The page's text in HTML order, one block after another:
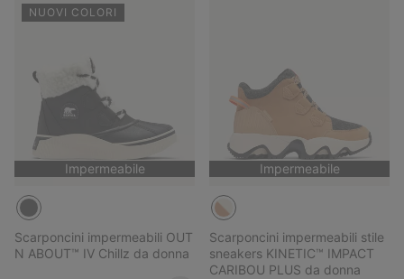
NUOVI COLORI
Impermeabile
Scarponcini impermeabili OUT
N ABOUT™ IV Chillz da donna
Impermeabile
Scarponcini impermeabili stile
sneakers KINETIC™ IMPACT
CARIBOU PLUS da donna